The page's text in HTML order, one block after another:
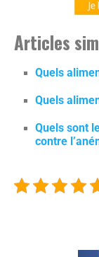
Articles
Quels
Quels
Quels sont
contre